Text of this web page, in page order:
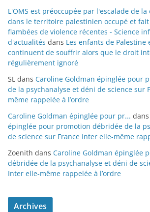
L'OMS est préoccupée par l'escalade de
dans le territoire palestinien occupé et
flambées de violence récentes - Science
d'actualités dans Les enfants de Palestine
continuent de souffrir alors que le droit
régulièrement ignoré
SL dans Caroline Goldman épinglée pour
de la psychanalyse et déni de science sur
même rappelée à l’ordre
Caroline Goldman épinglée pour pr... dans
épinglée pour promotion débridée de la
de science sur France Inter elle-même
Zoenith dans Caroline Goldman épinglée
débridée de la psychanalyse et déni de
Inter elle-même rappelée à l’ordre
Archives